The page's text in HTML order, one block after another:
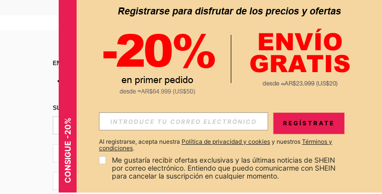
ENCUÉNTRANOS EN APP
SUSCRÍBETE PARA RECIBIR OFERTAS EXCLUSIVAS, PROMOCIONES Y NOTICIAS DE SHEIN
Suscribir
AR + 54
AR + 54
CONSIGUE -20% REGÍSTRATE
Al registrarse, acepta nuestra Política de privacidad y cookies y nuestros Términos y
condiciones.
Me gustaría recibir ofertas exclusivas y las últimas noticias de SHEIN
por correo electrónico. Entiendo que puedo comunicarme con SHEIN
para cancelar la suscripción en cualquier momento.